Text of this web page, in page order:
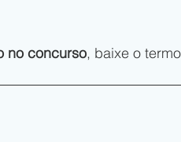
no concurso, baixe o